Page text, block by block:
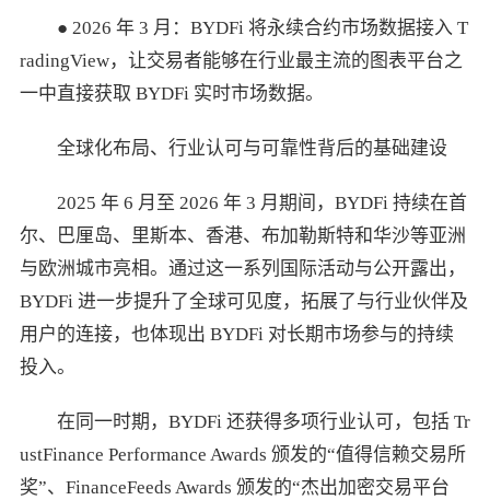
● 2026 年 3 月：BYDFi 将永续合约市场数据接入 T
radingView，让交易者能够在行业最主流的图表平台之
一中直接获取 BYDFi 实时市场数据。
全球化布局、行业认可与可靠性背后的基础建设
2025 年 6 月至 2026 年 3 月期间，BYDFi 持续在首
尔、巴厘岛、里斯本、香港、布加勒斯特和华沙等亚洲
与欧洲城市亮相。通过这一系列国际活动与公开露出，
BYDFi 进一步提升了全球可见度，拓展了与行业伙伴及
用户的连接，也体现出 BYDFi 对长期市场参与的持续
投入。
在同一时期，BYDFi 还获得多项行业认可，包括 Tr
ustFinance Performance Awards 颁发的“值得信赖交易所
奖”、FinanceFeeds Awards 颁发的“杰出加密交易平台